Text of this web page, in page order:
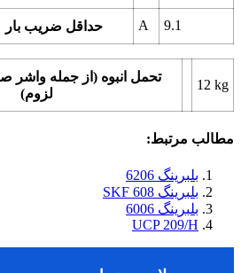
حداقل ضریب بار A 9.1
تحمل انبوه (از جمله
لزوم)
12 kg
مطالب مرتبط:
بلبرینگ 6206
بلبرینگ 608 SKF
بلبرینگ 6006
UCP 209/H